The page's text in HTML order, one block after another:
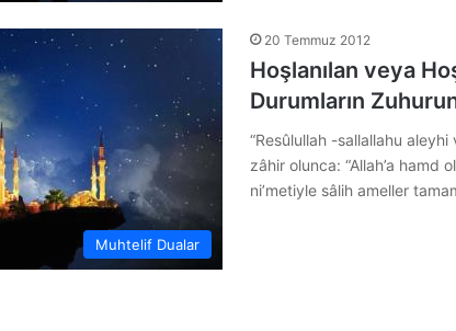
Muhtelif Dualar
20 Temmuz 2012
Hoşlanılan veya
Durumların
“Resûlullah -sallallahu
zâhir olunca: “Allah’a hamd
ni’metiyle sâlih ameller